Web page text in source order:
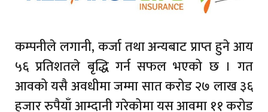
कम्पनीले लगानी, कर्जा तथा अन्यबाट प्राप्त हुने आय
५६ प्रतिशतले बृद्धि गर्न सफल भएको छ । गत
आवको यसै अवधीमा जम्मा सात करोड २७ लाख ३६
हजार रुपैयाँ आम्दानी गरेकोमा यस आवमा ११ करोड